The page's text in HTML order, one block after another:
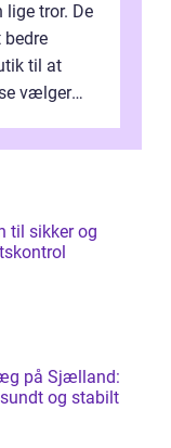
lige tror. De
bedre
til at
vælger
til sikker og
på Sjælland:
og stabilt